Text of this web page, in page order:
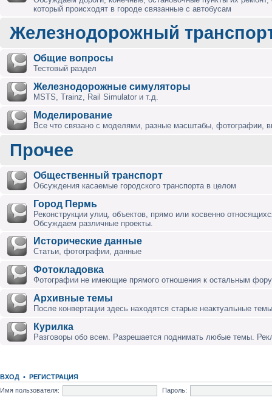
который происходят в городе связанные с автобусам
Железнодорожный
Общие вопросы
Тестовый раздел
Железнодорожные симуляторы
MSTS, Trainz, Rail Simulator и т.д.
Моделирование
Все что связано с моделями, разные масштабы, фотографии,
Прочее
Общественный транспорт
Обсуждения касаемые городского транспорта в целом
Город Пермь
Реконструкции улиц, объектов, прямо или косвенно
Обсуждаем различные проекты.
Исторические данные
Статьи, фотографии, данные
Фотокладовка
Фотографии не имеющие прямого отношения к остальным
Архивные темы
После конвертации здесь находятся старые неактуальные
Курилка
Разговоры обо всем. Разрешается поднимать любые темы.
ВХОД • РЕГИСТРАЦИЯ
Имя пользователя:
Пароль: